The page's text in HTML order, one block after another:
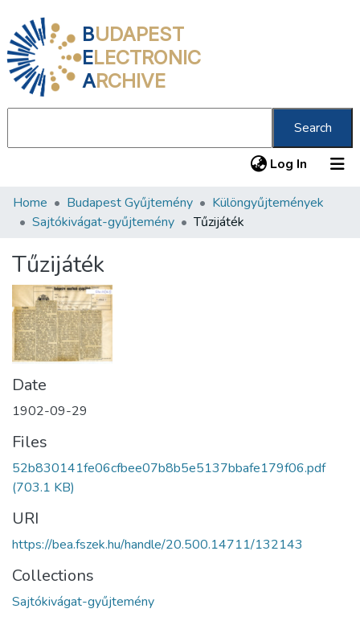
BUDAPEST
ELECTRONIC
ARCHIVE
Search
Log In (current)
Communities & Collections
Statistics
About us
Home Budapest Gyűjtemény
Különgyűjtemények
Sajtókivágat-gyűjtemény
Tűzijáték
Tűzijáték
Date
1902-09-29
Files
52b830141fe06cfbee07b8b5e5137bbafe179f06.pdf
(703.1 KB)
URI
https://bea.fszek.hu/handle/20.500.14711/132143
Collections
Sajtókivágat-gyűjtemény